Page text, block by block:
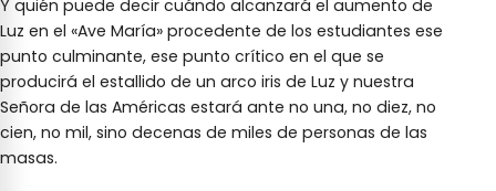
Y quién puede decir cuándo alcanzará el aumento de
Luz en el «Ave María» procedente de los estudiantes ese
punto culminante, ese punto crítico en el que se
producirá el estallido de un arco iris de Luz y nuestra
Señora de las Américas estará ante no una, no diez, no
cien, no mil, sino decenas de miles de personas de las
masas.